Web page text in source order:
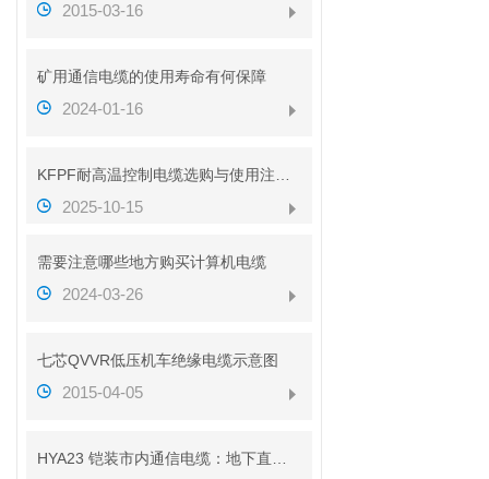
2015-03-16
矿用通信电缆的使用寿命有何保障
2024-01-16
2025-10-15
需要注意哪些地方购买计算机电缆
2024-03-26
七芯QVVR低压机车绝缘电缆示意图
2015-04-05